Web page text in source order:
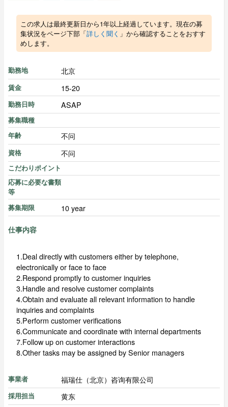
この求人は最終更新日から1年以上経過しています。現在の募
集状況をページ下部「詳しく聞く 」から確認することをおすす
めします。
勤務地 北京
賃金 15-20
勤務日時 ASAP
募集職種
年齢
不问
資格 不问
こだわりポイント
応募に必要な書類
等
募集期限
10 year
仕事内容
1.Deal directly with customers either by telephone,
electronically or face to face
2.Respond promptly to customer inquiries
3.Handle and resolve customer complaints
4.Obtain and evaluate all relevant information to handle
inquiries and complaints
5.Perform customer verifications
6.Communicate and coordinate with internal departments
7.Follow up on customer interactions
8.Other tasks may be assigned by Senior managers
事業者 福瑞仕（北京）咨询有限公司
採用担当 黄东